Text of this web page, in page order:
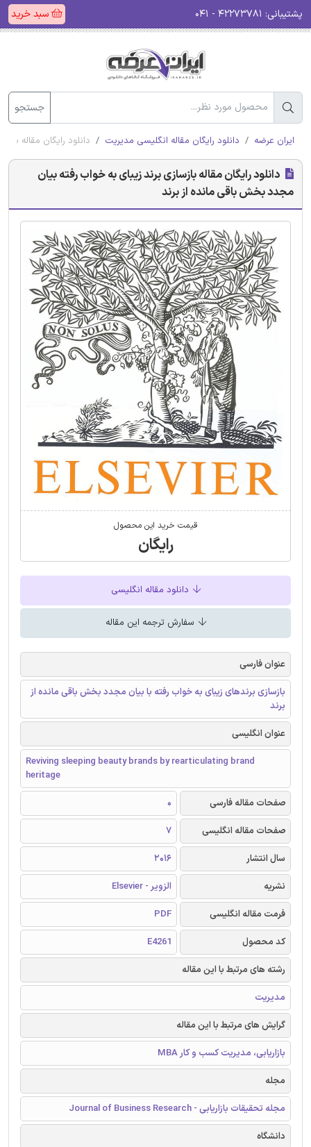
پشتیبانی: سبد خرید
جستجو
ایران عرضه دانلود رایگان مقاله انگلیسی مدیریت دانلود رایگان مقاله
دانلود رایگان مقاله بازسازی برند زیبای به خواب رفته بیان
مجدد بخش باقی مانده از برند
قیمت خرید این محصول
رایگان
دانلود مقاله انگلیسی
سفارش ترجمه این مقاله
عنوان فارسی
بازسازی برندهای زیبای به خواب رفته با بیان مجدد بخش باقی مانده از
برند
عنوان انگلیسی
Reviving sleeping beauty brands by rearticulating brand
heritage
صفحات مقاله فارسی
0
صفحات مقاله انگلیسی
7
سال انتشار
2016
نشریه
الزویر - Elsevier
فرمت مقاله انگلیسی
PDF
کد محصول
E4261
رشته های مرتبط با این مقاله
مدیریت
گرایش های مرتبط با این مقاله
بازاریابی، مدیریت کسب و کار MBA
مجله
مجله تحقیقات بازاریابی - Journal of Business Research
دانشگاه